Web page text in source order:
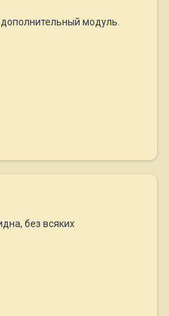
модуль.
без всяких